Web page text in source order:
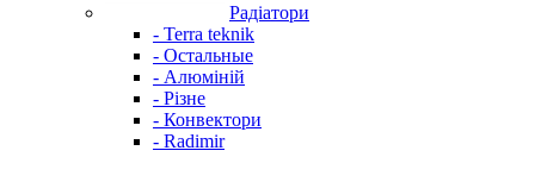
Радіатори
- Terra teknik
- Остальные
- Алюміній
- Різне
- Конвектори
- Radimir